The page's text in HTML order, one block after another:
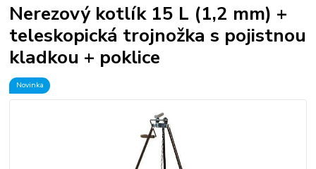
Nerezový kotlík 15 L (1,2 mm) +
teleskopická trojnožka s pojistnou
kladkou + poklice
Novinka